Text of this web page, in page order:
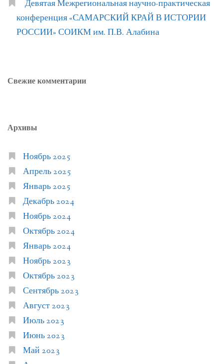
Девятая Межрегиональная научно-практическая
конференция «САМАРСКИЙ КРАЙ В ИСТОРИИ
РОССИИ» СОИКМ им. П.В. Алабина
Свежие комментарии
Архивы
Ноябрь 2025
Апрель 2025
Январь 2025
Декабрь 2024
Ноябрь 2024
Октябрь 2024
Январь 2024
Ноябрь 2023
Октябрь 2023
Сентябрь 2023
Август 2023
Июль 2023
Июнь 2023
Май 2023